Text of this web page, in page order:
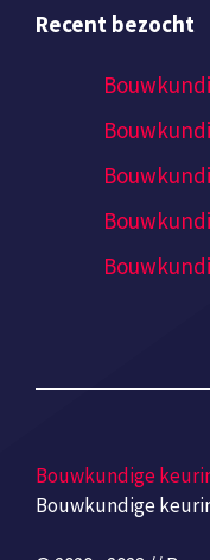
Recent bezocht
Bouwkundige
Bouwkundige